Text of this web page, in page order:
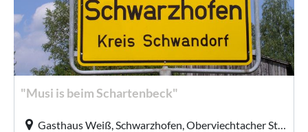
"Musi is beim Schartenbeck"
Gasthaus Weiß, Schwarzhofen, Oberviechtacher Str. 1, Schwarzhofen